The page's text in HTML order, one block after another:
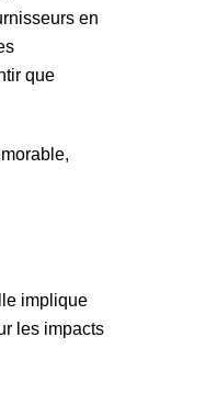
en
que
implique
les impacts